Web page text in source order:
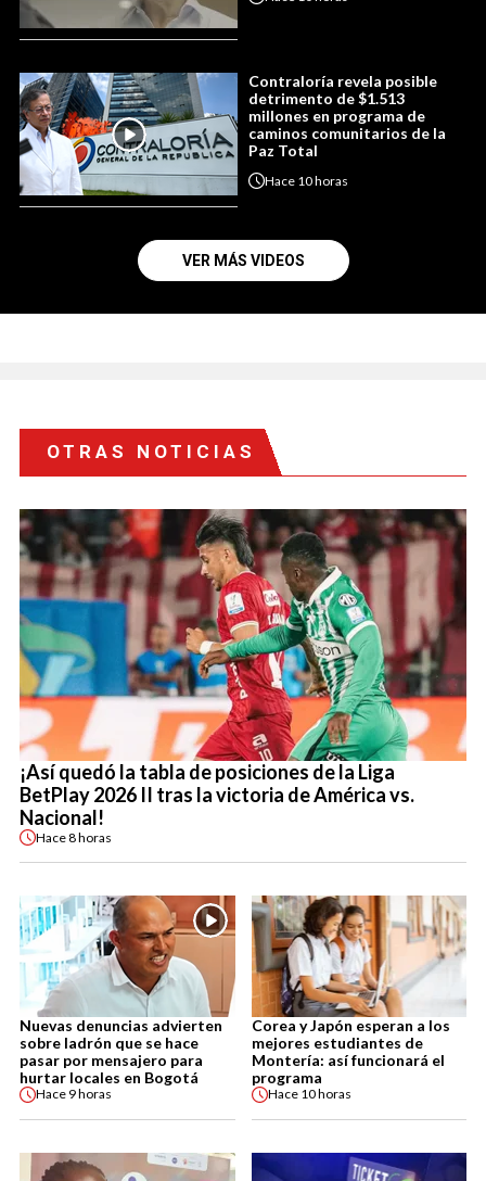
Contraloría revela posible
detrimento de $1.513
millones en programa de
caminos comunitarios de la
Paz Total
Hace 10 horas
VER MÁS VIDEOS
OTRAS NOTICIAS
¡Así quedó la tabla de posiciones de la Liga
BetPlay 2026 II tras la victoria de América vs.
Nacional!
Hace8 horas
Nuevas denuncias advierten
sobre ladrón que se hace
pasar por mensajero para
hurtar locales en Bogotá
Hace 9 horas
Corea y Japón esperan a los
mejores estudiantes de
Montería: así funcionará el
programa
Hace 10 horas